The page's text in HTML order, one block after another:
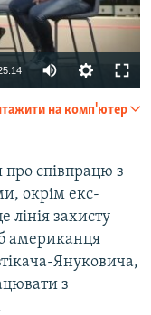
на комп'ютер
співпрацю з
окрім екс-
лінія захисту
американця
Януковича,
з